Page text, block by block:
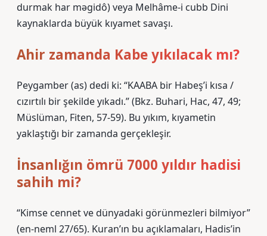
durmak har məgidô) veya Melhâme-i cubb Dini
kaynaklarda büyük kıyamet savaşı.
Ahir zamanda Kabe yıkılacak mı?
Peygamber (as) dedi ki: “KAABA bir Habeş’i kısa /
cızırtılı bir şekilde yıkadı.” (Bkz. Buhari, Hac, 47, 49;
Müslüman, Fiten, 57-59). Bu yıkım, kıyametin
yaklaştığı bir zamanda gerçekleşir.
İnsanlığın ömrü 7000 yıldır hadisi
sahih mi?
“Kimse cennet ve dünyadaki görünmezleri bilmiyor”
(en-neml 27/65). Kuran’ın bu açıklamaları, Hadis’in